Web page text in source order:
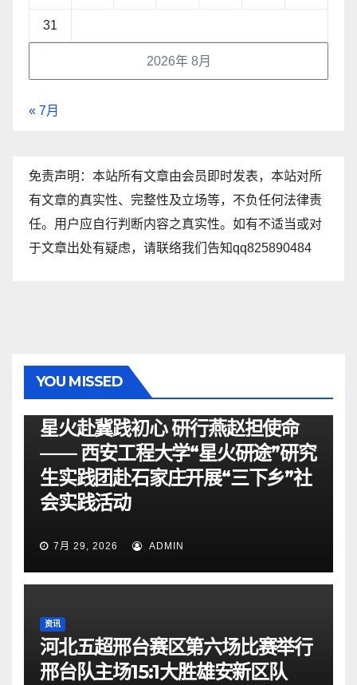
2026年 8月
31
« 7月
免责声明：本站所有文章由会员即时发表，本站对所
有文章的真实性、完整性及立场等，不负任何法律责
任。用户应自行判断内容之真实性。如有不适当或对
于文章出处有疑虑，请联络我们告知qq825890484
YOU MISSED
星火赴冀践初心 研行燕赵担使命
—— 西安工程大学“星火研途”研究
生实践团赴石家庄开展“三下乡”社
会实践活动
7月 29, 2026 ADMIN
资讯
河北五超邢台赛区第六场比赛举行
邢台队主场15:1大胜雄安新区队